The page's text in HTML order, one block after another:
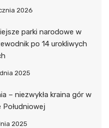
2026
parki narodowe w
po 14 urokliwych
2025
– niezwykła kraina gór w
Południowej
2025